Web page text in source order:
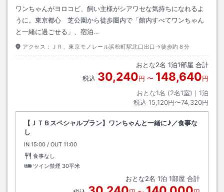
ワンちゃんがヨロコビ、飼い主様がシアワセな気持ちになれるよ
うに。東京都心 芝公園から徒歩圏内で「館内すべてワンちゃん
と一緒に過ごせる」、宿泊…
アクセス： ＪＲ、東京モノレール浜松町駅北口出口→徒歩約８分
おとな2名 1泊1部屋 合計
税込 30,240円 〜 148,640円
おとな1名 (2名1室)｜ 1泊
税込 15,120円〜74,320円
【ＪＴＢスペシャルプラン】ワンちゃんと一緒に♪／食事な
し
IN チェックイン
15:00 / OUT チェックアウト
11:00
食事なし
ツイン禁煙 30平米
おとな2名 1泊 1部屋 合計